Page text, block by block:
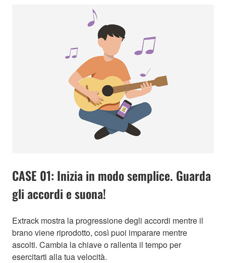
CASE 01: Inizia in modo semplice. Guarda
gli accordi e suona!
Extrack mostra la progressione degli accordi mentre il
brano viene riprodotto, così puoi imparare mentre
ascolti. Cambia la chiave o rallenta il tempo per
esercitarti alla tua velocità.